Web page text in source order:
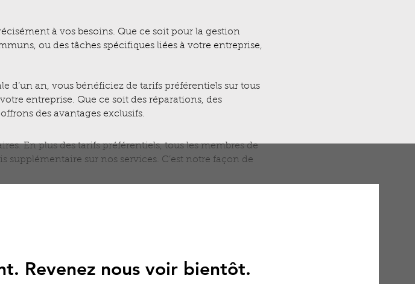
à vos besoins. Que ce soit pour la gestion
ou des tâches spécifiques liées à votre entreprise,
d’un an, vous bénéficiez de tarifs préférentiels sur tous
entreprise. Que ce soit des réparations, des
des avantages exclusifs.
En plus des tarifs préférentiels, tous les membres de
sur nos services. C’est notre façon de
entreprises à prospérer.
Revenez nous voir bientôt.